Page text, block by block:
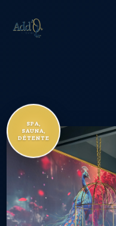
SPA,
SAUNA,
DÉTENTE